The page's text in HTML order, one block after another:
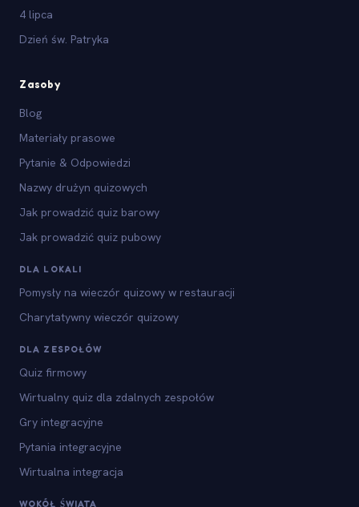
4 lipca
Dzień św. Patryka
Zasoby
Blog
Materiały prasowe
Pytanie & Odpowiedzi
Nazwy drużyn quizowych
Jak prowadzić quiz barowy
Jak prowadzić quiz pubowy
DLA LOKALI
Pomysły na wieczór quizowy w restauracji
Charytatywny wieczór quizowy
DLA ZESPOŁÓW
Quiz firmowy
Wirtualny quiz dla zdalnych zespołów
Gry integracyjne
Pytania integracyjne
Wirtualna integracja
WOKÓŁ ŚWIATA